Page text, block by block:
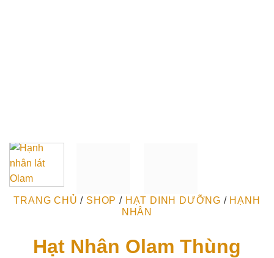
TRANG CHỦ / SHOP / HẠT DINH DƯỠNG / HẠNH
NHÂN
Hạt Nhân Olam Thùng